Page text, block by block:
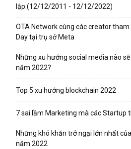
lập (12/12/2011 - 12/12/2022)
OTA Network cùng các creator
Day tại trụ sở Meta
Những xu hướng social media nào
năm 2022?
Top 5 xu hướng blockchain 2022
7 sai lầm Marketing mà các Startup
Những khó khăn trở ngại lớn nhất
năm 2022